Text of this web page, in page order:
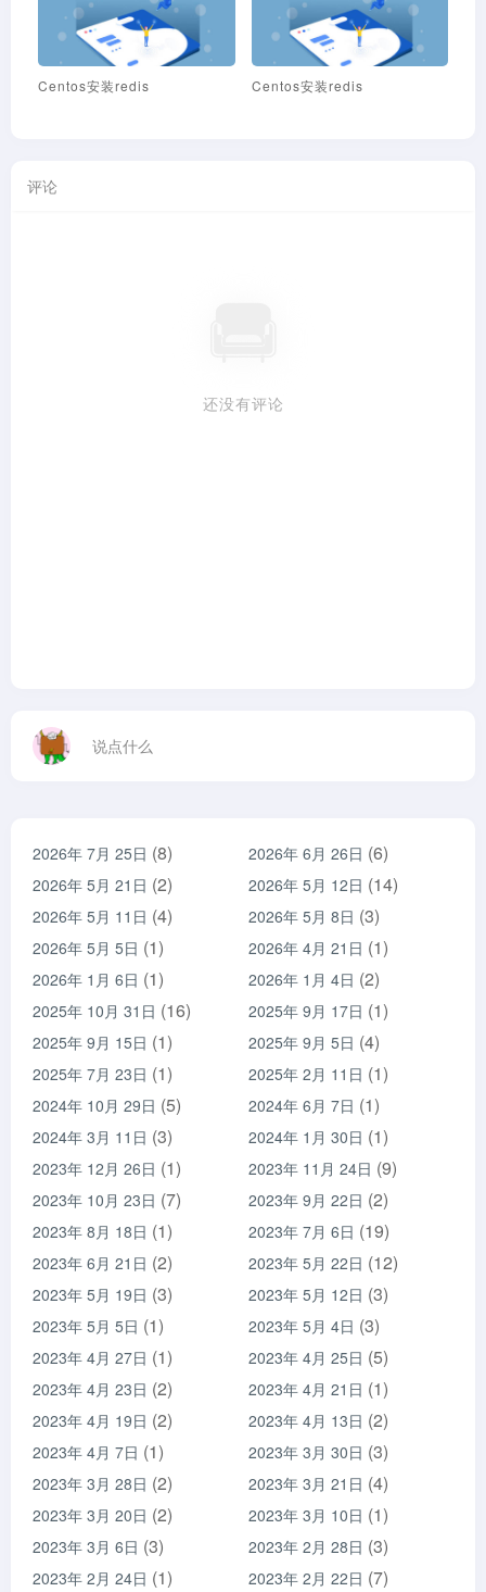
Centos安装redis Centos安装redis
评论
还没有评论
说点什么
2026年 7月 25日 (8) 2026年 6月 26日 (6)
2026年 5月 21日 (2) 2026年 5月 12日 (14)
2026年 5月 11日 (4) 2026年 5月 8日 (3)
2026年 5月 5日 (1) 2026年 4月 21日 (1)
2026年 1月 6日 (1) 2026年 1月 4日 (2)
2025年 10月 31日 (16) 2025年 9月 17日 (1)
2025年 9月 15日 (1) 2025年 9月 5日 (4)
2025年 7月 23日 (1) 2025年 2月 11日 (1)
2024年 10月 29日 (5) 2024年 6月 7日 (1)
2024年 3月 11日 (3) 2024年 1月 30日 (1)
2023年 12月 26日 (1) 2023年 11月 24日 (9)
2023年 10月 23日 (7) 2023年 9月 22日 (2)
2023年 8月 18日 (1) 2023年 7月 6日 (19)
2023年 6月 21日 (2) 2023年 5月 22日 (12)
2023年 5月 19日 (3) 2023年 5月 12日 (3)
2023年 5月 5日 (1) 2023年 5月 4日 (3)
2023年 4月 27日 (1) 2023年 4月 25日 (5)
2023年 4月 23日 (2) 2023年 4月 21日 (1)
2023年 4月 19日 (2) 2023年 4月 13日 (2)
2023年 4月 7日 (1) 2023年 3月 30日 (3)
2023年 3月 28日 (2) 2023年 3月 21日 (4)
2023年 3月 20日 (2) 2023年 3月 10日 (1)
2023年 3月 6日 (3) 2023年 2月 28日 (3)
2023年 2月 24日 (1) 2023年 2月 22日 (7)